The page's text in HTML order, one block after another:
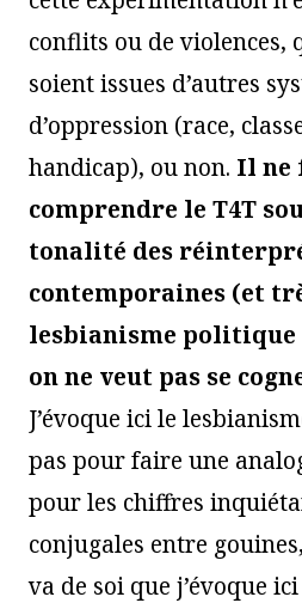
conflits ou de violences,
soient issues d’autres
d’oppression (race,
handicap), ou non. Il ne
comprendre le T4T
tonalité des
contemporaines (et
lesbianisme politique
on ne veut pas se
J’évoque ici le
pas pour faire une
pour les chiffres
conjugales entre
va de soi que j’évoque